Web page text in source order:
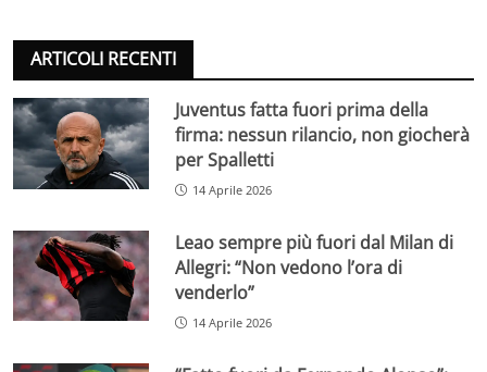
ARTICOLI RECENTI
Juventus fatta fuori prima della
firma: nessun rilancio, non giocherà
per Spalletti
14 Aprile 2026
Leao sempre più fuori dal Milan di
Allegri: “Non vedono l’ora di
venderlo”
14 Aprile 2026